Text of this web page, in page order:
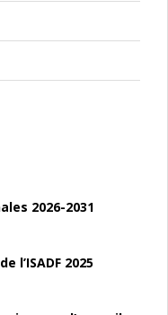
2026-2031
l’ISADF 2025